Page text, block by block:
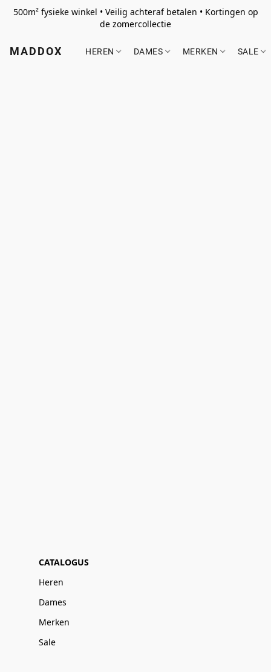
500m² fysieke winkel • Veilig achteraf betalen • Kortingen op
de zomercollectie
MADDOX HEREN DAMES MERKEN SALE
CATALOGUS
Heren
Dames
Merken
Sale